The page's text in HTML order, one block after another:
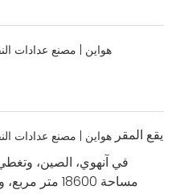
يقع المقر
مساحة 18600